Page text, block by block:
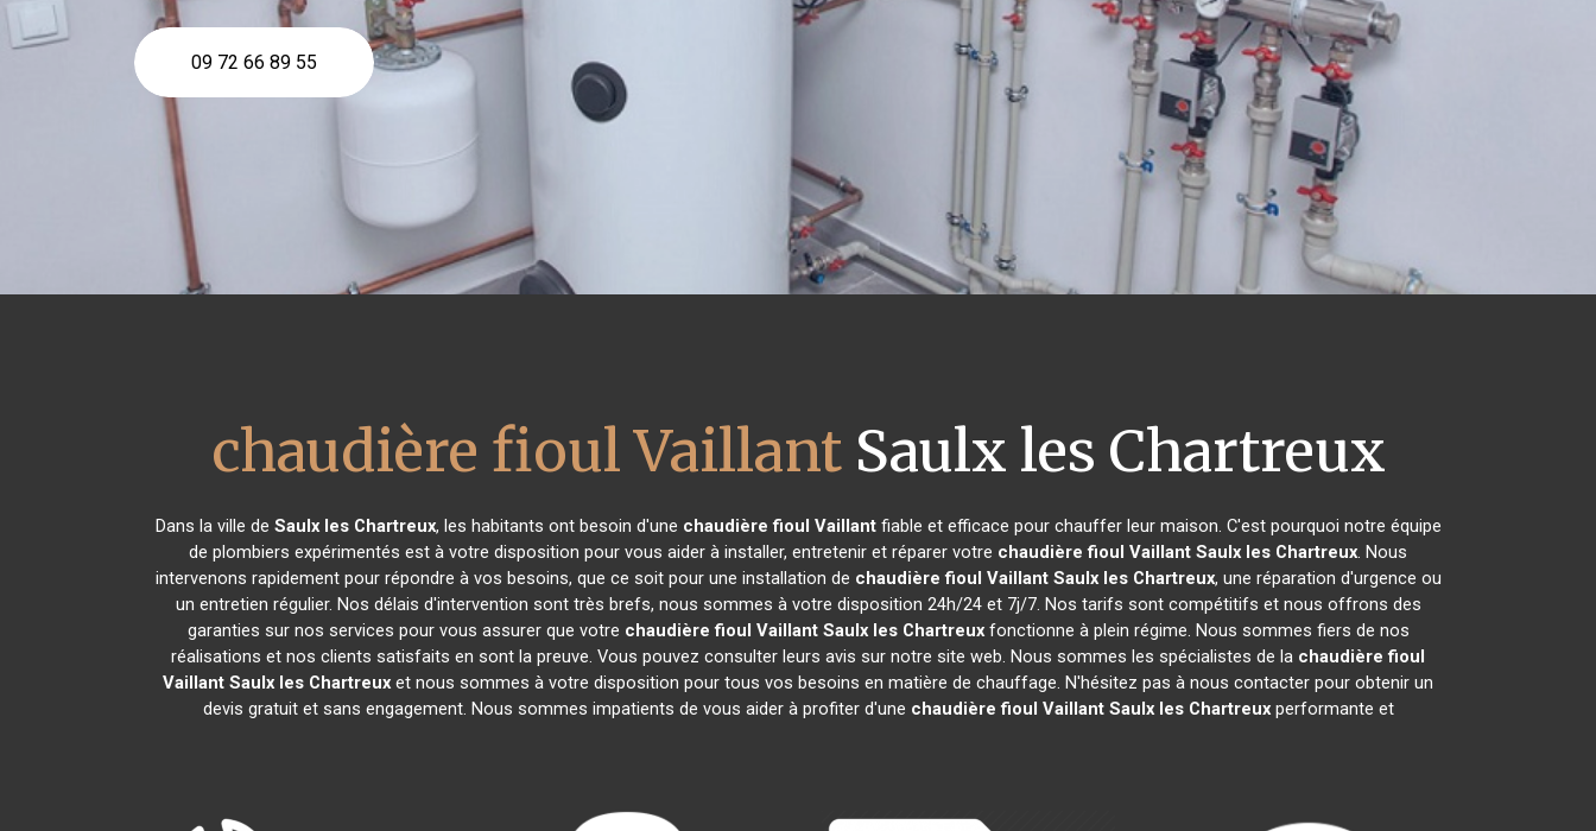
09 72 66 89 55
chaudière fioul VaillantSaulx les Chartreux
Dans la ville de Saulx les Chartreux, les habitants ont besoin d'une chaudière fioul Vaillantfiable et efficace pour chauffer leur maison. C'est pourquoi notre équipe
de plombiers expérimentés est à votre disposition pour vous aider à installer, entretenir et réparer votre chaudière fioul Vaillant Saulx les Chartreux. Nous
intervenons rapidement pour répondre à vos besoins, que ce soit pour une installation de chaudière fioul Vaillant Saulx les Chartreux, une réparation d'urgence ou
un entretien régulier. Nos délais d'intervention sont très brefs, nous sommes à votre disposition 24h/24 et 7j/7. Nos tarifs sont compétitifs et nous offrons des
garanties sur nos services pour vous assurer que votre chaudière fioul Vaillant Saulx les Chartreuxfonctionne à plein régime. Nous sommes fiers de nos
réalisations et nos clients satisfaits en sont la preuve. Vous pouvez consulter leurs avis sur notre site web. Nous sommes les spécialistes de la chaudière fioul
Vaillant Saulx les Chartreux et nous sommes à votre disposition pour tous vos besoins en matière de chauffage. N'hésitez pas à nous contacter pour obtenir un
devis gratuit et sans engagement. Nous sommes impatients de vous aider à profiter d'une chaudière fioul Vaillant Saulx les Chartreuxperformante et